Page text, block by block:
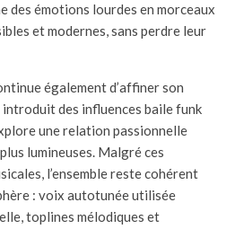
des émotions lourdes en morceaux
et modernes, sans perdre leur
également d’affiner son
introduit des influences baile funk
une relation passionnelle
lumineuses. Malgré ces
l’ensemble reste cohérent
: voix autotunée utilisée
toplines mélodiques et